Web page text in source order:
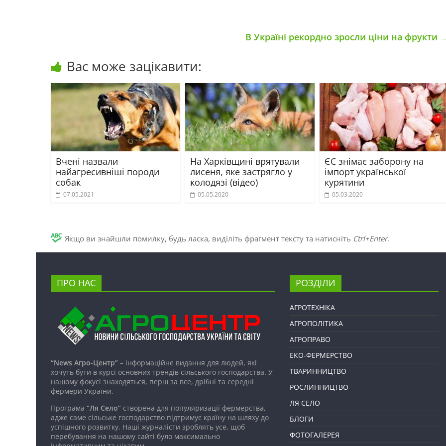
В Україні рекордно зросли ціни на фрукти
Вас може зацікавити:
Вчені назвали
найагресивніші породи
собак
07.05.2021
На Харківщині врятували
лисеня, яке застрягло у
колодязі (відео)
05.05.2020
ЄС знімає заборону на
імпорт української
курятини
05.03.2020
Якщо ви знайшли помилку, будь ласка, виділіть фрагмент тексту та натисніть Ctrl+Enter.
ПРО НАС
“News Агро-Центр” – інформаційне видання для людей, які
хочуть бути в курсі основних трендів сільського господарства. У
нашому фокусі знаходяться, перш за все, дрібні та середні
фермери України.
Програма “Ля Село” створена для популяризації фермерства,
адже саме сільське господарство підтримує країну на шляху до
успішного розвитку. Наші журналісти зроблять усе, щоб
перебування на нашому сайті було максимально
РОЗДІЛИ
АГРОТЕХНІКА
АГРОПОЛІТИКА
АГРОПРАВО
ЕКО-ФЕРМЕРСТВО
ТВАРИННИЦТВО
РОСЛИННИЦТВО
ЛЯ СЕЛО
БЛОГИ
ФОТОГАЛЕРЕЯ